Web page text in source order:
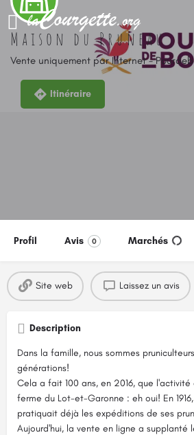
Maison du Pruneau
Vente uniquement par Internet -
Itinéraire
Profil Avis 0 Marchés
Site web Laissez un avis
Description
Dans la famille, nous sommes
générations!
Cela a fait 100 ans, en 2016, que
ferme du Lot-et-Garonne : eh oui! En
pratiquait déjà les expéditions de ses
Aujourd'hui, la vente en ligne a supplanté